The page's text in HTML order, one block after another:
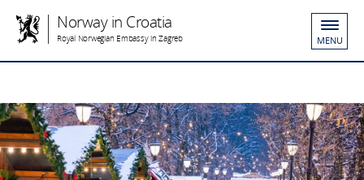
Norway in Croatia
Royal Norwegian Embassy in Zagreb MENU